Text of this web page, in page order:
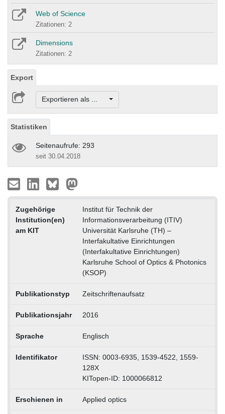
Web of Science
Zitationen: 2
Dimensions
Zitationen: 2
Export
Exportieren als ...
Statistiken
Seitenaufrufe: 293
seit 30.04.2018
Zugehörige
Institution(en)
am KIT
Institut für Technik der
Informationsverarbeitung (ITIV)
Universität Karlsruhe (TH) –
Interfakultative Einrichtungen
(Interfakultative Einrichtungen)
Karlsruhe School of Optics & Photonics
(KSOP)
Publikationstyp Zeitschriftenaufsatz
Publikationsjahr 2016
Sprache Englisch
Identifikator
ISSN: 0003-6935, 1539-4522, 1559-
128X
KITopen-ID: 1000066812
Erschienen in Applied optics